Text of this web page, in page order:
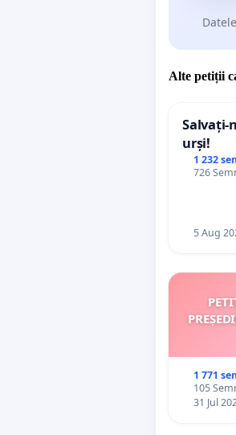
Alte petiții
Salvați-
urși!
1 232
726
5 Aug
1 771
105
31 Jul